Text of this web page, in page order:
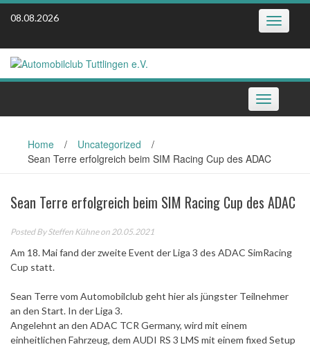
Skip
08.08.2026 Toggle
Toggle
navigation
Home / Uncategorized
/
Sean Terre erfolgreich beim SIM Racing Cup des ADAC
Sean Terre erfolgreich beim SIM Racing Cup des ADAC
Posted BySteffen Kühneon 20.05.2021
Am 18. Mai fand der zweite Event der Liga 3 des ADAC SimRacing
Cup statt.
Sean Terre vom Automobilclub geht hier als jüngster Teilnehmer
an den Start. In der Liga 3.
Angelehnt an den ADAC TCR Germany, wird mit einem
einheitlichen Fahrzeug, dem AUDI RS 3 LMS mit einem fixed Setup